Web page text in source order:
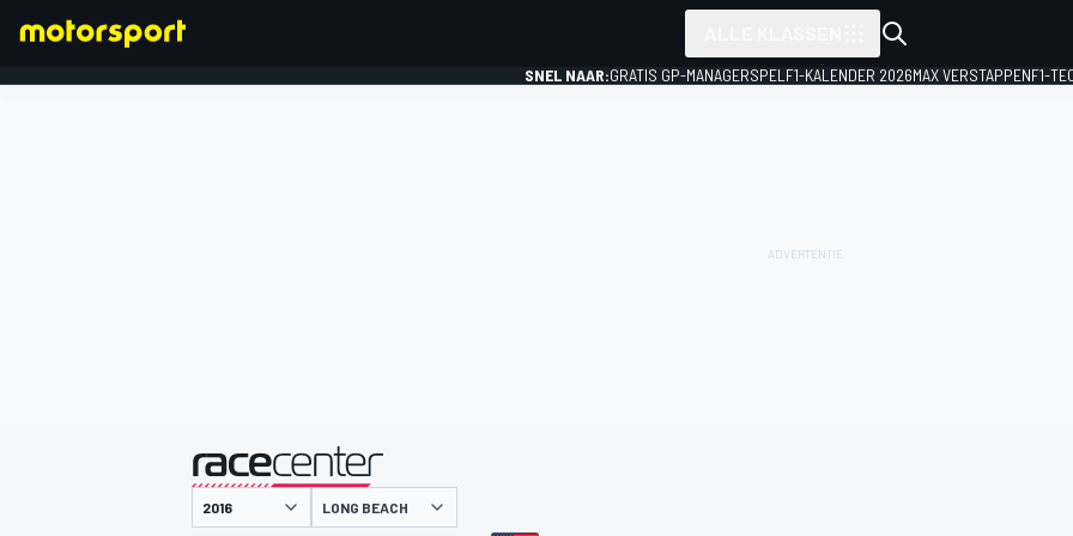
SNEL NAAR:GRATIS GP-MANAGERSPEL F1-KALENDER 2026MAX VERSTAPPENF1-
gepresenteerd door
LONG BEACH